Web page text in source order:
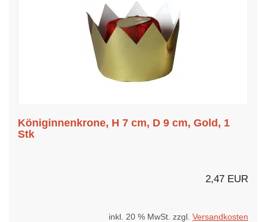
Königinnenkrone, H 7 cm, D 9 cm, Gold, 1
Stk
2,47 EUR
inkl. 20 % MwSt. zzgl. Versandkosten